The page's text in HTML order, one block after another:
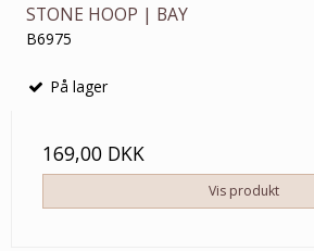
STONE HOOP | BAY
B6975
På lager
169,00 DKK
Vis produkt